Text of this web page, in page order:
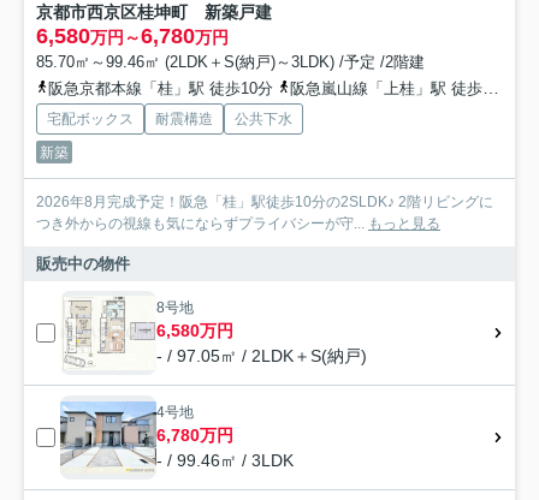
京都市西京区桂坤町 新築戸建
6,580万円～6,780万円
85.70㎡～99.46㎡ (2LDK＋S(納戸)～3LDK) /予定 /2階建
阪急京都本線「桂」駅 徒歩10分
阪急嵐山線「上桂」駅 徒歩19分
宅配ボックス 耐震構造
公共下水
新築
2026年8月完成予定！阪急「桂」駅徒歩10分の2SLDK♪ 2階リビングに
つき外からの視線も気にならずプライバシーが守... もっと見る
販売中の物件
8号地
6,580万円
- / 97.05㎡ / 2LDK＋S(納戸)
4号地
6,780万円
- / 99.46㎡ / 3LDK